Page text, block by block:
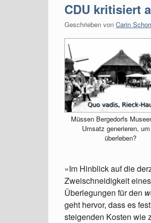
CDU kritisiert
Geschrieben von Carin
Müssen Bergedorfs
Umsatz generieren,
überleben?
»Im Hinblick auf die
Zweischneidigkeit
Überlegungen für den
geht hervor, dass es
steigenden Kosten wie